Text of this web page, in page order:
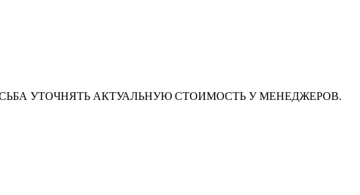
УТОЧНЯТЬ АКТУАЛЬНУЮ СТОИМОСТЬ У МЕНЕДЖЕРОВ.